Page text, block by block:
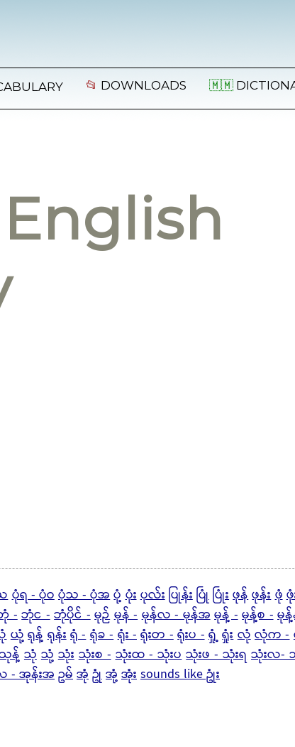
📂 DOWNLOADS 🇲🇲
ပုံရ - ပုံဝပုံသ - ပုံအပုံ့ ပုံးပုလ်းပြုန်းပြုံပြုံးဖုန်ဖုန်းဖုံ
-ဘုံင -ဘုံပိုင် -မုဉ်မုန် -မုန်လ - မုန်အမုန့် -မုန့်စ -မု
ယုံ့ ရုန့် ရုန်းရုံ -ရုံခ -ရုံး -ရုံးတ -ရုံးပ -ရှုံ့ ရှုံးလုံလုံက -
သုန့် သုံ သုံ့ သုံး သုံးစ - သုံးထ - သုံးပ သုံးဖ - သုံးရ သုံးလ-
- အုန်းအဥမ်အုံဥုံအုံ့ အုံးsounds like ဥုံး